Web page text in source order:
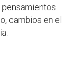
cambios en el